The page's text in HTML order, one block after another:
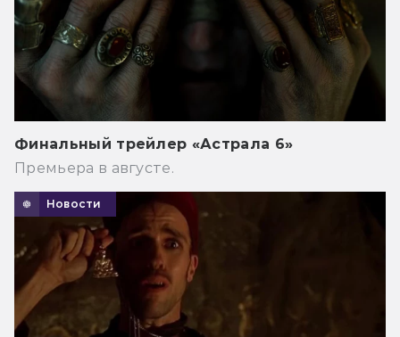
Финальный трейлер «Астрала 6»
Премьера в августе.
Новости